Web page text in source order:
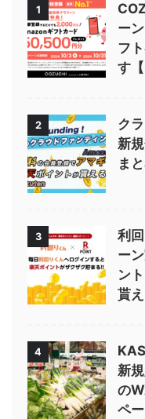
1
ー
フ
す
2
ク
新
ま
3
利
ー
ン
貰
4
新
の
ペ